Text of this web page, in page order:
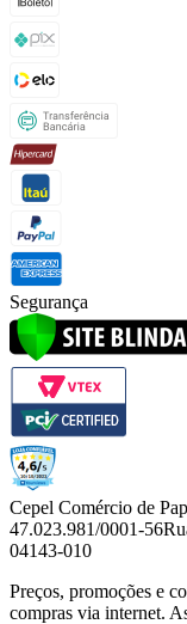
Segurança
Cepel Comércio de
47.023.981/0001-56
04143-010
Preços, promoções e
compras via internet.